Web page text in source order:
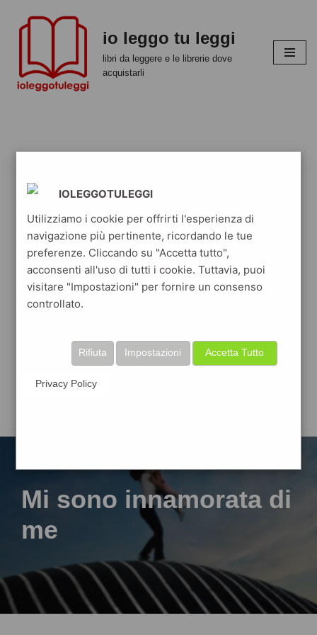
contenuto
io leggo tu leggi
libri da leggere e le librerie dove
acquistarli
Mi sono innamorata di
me
IOLEGGOTULEGGI
Utilizziamo i cookie per offrirti l'esperienza di
navigazione più pertinente, ricordando le tue
preferenze. Cliccando su "Accetta tutto",
acconsenti all'uso di tutti i cookie. Tuttavia, puoi
visitare "Impostazioni" per fornire un consenso
controllato.
Accetta Tutto
Impostazioni
Rifiuta
Privacy Policy